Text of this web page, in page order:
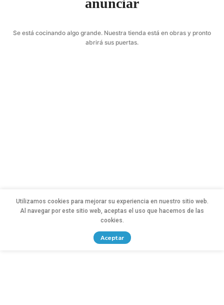
anunciar
Se está cocinando algo grande. Nuestra tienda está en obras y pronto
abrirá sus puertas.
Utilizamos cookies para mejorar su experiencia en nuestro sitio web.
Al navegar por este sitio web, aceptas el uso que hacemos de las
cookies.
Aceptar